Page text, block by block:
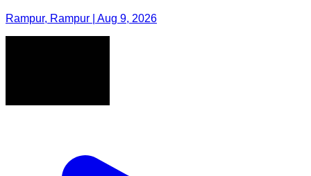
Rampur, Rampur | Aug 9, 2026